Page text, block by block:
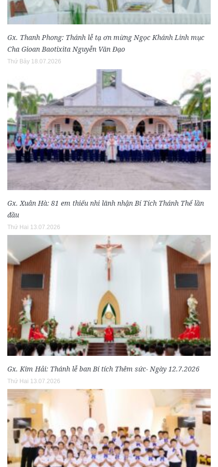
Gx. Thanh Phong: Thánh lễ tạ ơn mừng Ngọc Khánh Linh mục
Cha Gioan Baotixita Nguyễn Văn Đạo
Thứ Bảy 18.07.2026
Gx. Xuân Hà: 81 em thiếu nhi lãnh nhận Bí Tích Thánh Thể lần
đầu
Thứ Hai 13.07.2026
Gx. Kim Hải: Thánh lễ ban Bí tích Thêm sức- Ngày 12.7.2026
Thứ Hai 13.07.2026